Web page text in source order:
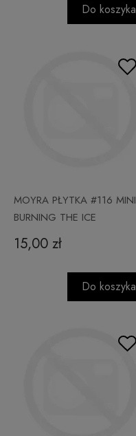
Do koszyka
MOYRA PŁYTKA #116 MINI
BURNING THE ICE
15,00 zł
Do koszyka